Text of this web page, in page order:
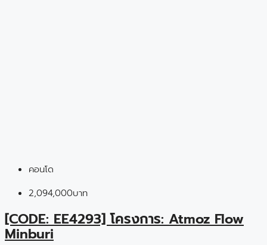
คอนโด
2,094,000บาท
[CODE: EE4293] โครงการ: Atmoz Flow
Minburi